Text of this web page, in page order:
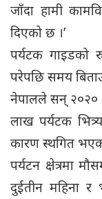
जाँदा हामी
दिएको छ ।’
पर्यटक गाइडको
परेपछि समय
नेपालले सन् २०२०
लाख पर्यटक
कारण स्थगित
पर्यटन क्षेत्रमा
दुईतीन महिना र